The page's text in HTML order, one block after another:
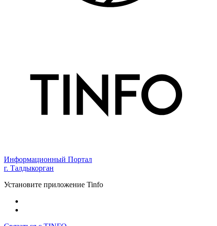
Информационный Портал
г. Талдыкорган
Установите приложение Tinfo